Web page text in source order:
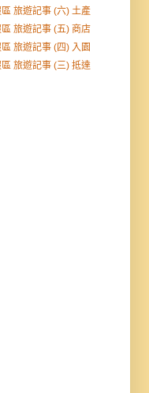
旅遊記事 (六) 土產
旅遊記事 (五) 商店
旅遊記事 (四) 入園
旅遊記事 (三) 抵達